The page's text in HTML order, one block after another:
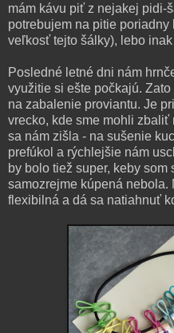
mám kávu piť z nejakej pidi-
potrebujem na pitie
veľkosť tejto šálky), lebo
Posledné letné dni nám
využitie si ešte počkajú.
na zabalenie proviantu. Je
vrecko, kde sme mohli zbaliť
sa nám zišla - na sušenie
prefúkol a rýchlejšie nám
by bolo tiež super, keby
samozrejme kúpená nebola.
flexibilná a dá sa natiahnuť